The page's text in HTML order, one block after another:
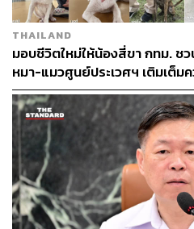
นอกจากนี้ยังได้สั่งการให้ 50 เ
รักสัตว์ ลงพื้นที่ชุมชน เพื่อทำหมั
ทะเบียนสุนัขและแมว โดยคาด
ฉีดวัคซีนสุนัขและแมวได้สัปดาห์
TAGS: โรคพิษสุนัขบ้า การขึ้นท
THAILAND
มอบชีวิตใหม่ให้น้องสี่ขา กทม. ช
หมา-แมวศูนย์ประเวศฯ เติมเต็
ไมโครชิปฟรี